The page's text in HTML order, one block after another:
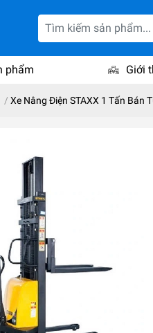
phẩm Giới
/ Xe Nâng Điện STAXX 1 Tấn Bán